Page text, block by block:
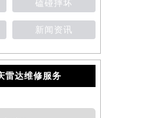
磕碰摔坏
新闻资讯
雷达维修服务